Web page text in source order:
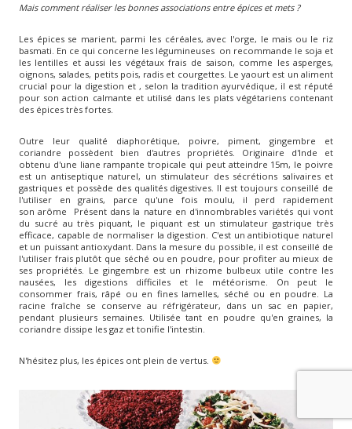
Mais comment réaliser les bonnes associations entre épices et mets ?
Les épices se marient, parmi les céréales, avec l'orge, le mais ou le riz
basmati. En ce qui concerne les légumineuses on recommande le soja et
les lentilles et aussi les végétaux frais de saison, comme les asperges,
oignons, salades, petits pois, radis et courgettes. Le yaourt est un aliment
crucial pour la digestion et , selon la tradition ayurvédique, il est réputé
pour son action calmante et utilisé dans les plats végétariens contenant
des épices très fortes.
Outre leur qualité diaphorétique, poivre, piment, gingembre et
coriandre possèdent bien d'autres propriétés. Originaire d'Inde et
obtenu d'une liane rampante tropicale qui peut atteindre 15m, le poivre
est un antiseptique naturel, un stimulateur des sécrétions salivaires et
gastriques et possède des qualités digestives. Il est toujours conseillé de
l'utiliser en grains, parce qu'une fois moulu, il perd rapidement
son arôme Présent dans la nature en d'innombrables variétés qui vont
du sucré au très piquant, le piquant est un stimulateur gastrique très
efficace, capable de normaliser la digestion. C'est un antibiotique naturel
et un puissant antioxydant. Dans la mesure du possible, il est conseillé de
l'utiliser frais plutôt que séché ou en poudre, pour profiter au mieux de
ses propriétés. Le gingembre est un rhizome bulbeux utile contre les
nausées, les digestions difficiles et le météorisme. On peut le
consommer frais, râpé ou en fines lamelles, séché ou en poudre. La
racine fraîche se conserve au réfrigérateur, dans un sac en papier,
pendant plusieurs semaines. Utilisée tant en poudre qu'en graines, la
coriandre dissipe les gaz et tonifie l'intestin.
N'hésitez plus, les épices ont plein de vertus.